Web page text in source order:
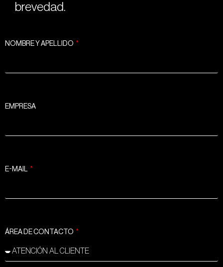
brevedad.
NOMBRE Y APELLIDO
EMPRESA
E-MAIL
ÁREA DE CONTACTO